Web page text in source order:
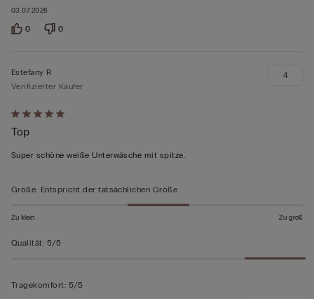
03.07.2026
0 0
Mit
5
von
bewertet
Estefany R
Verifizierter Käufer
Top
Super schöne weiße Unterwäsche mit spitze.
4
Größe: Entspricht der tatsächlichen Größe
Zu klein Zu groß
Qualität: 5/5
Tragekomfort: 5/5